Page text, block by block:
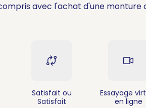
avec l'achat d'une monture
Satisfait ou
Satisfait
Essayage
en ligne